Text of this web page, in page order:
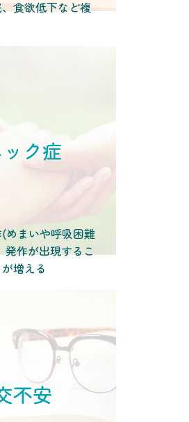
食欲低下など複
ク症
めまいや呼吸困難
発作が出現するこ
増える
不安